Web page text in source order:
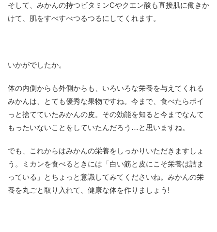
そして、みかんの持つビタミンCやクエン酸も直接肌に働きか
けて、肌をすべすべつるつるにしてくれます。
いかがでしたか。
体の内側からも外側からも、いろいろな栄養を与えてくれる
みかんは、とても優秀な果物ですね。今まで、食べたらポイ
っと捨てていたみかんの皮。その効能を知ると今までなんて
もったいないことをしていたんだろう…と思いますね。
でも、これからはみかんの栄養をしっかりいただきますしょ
う。ミカンを食べるときには「白い筋と皮にこそ栄養は詰ま
っている」とちょっと意識してみてくださいね。みかんの栄
養を丸ごと取り入れて、健康な体を作りましょう!